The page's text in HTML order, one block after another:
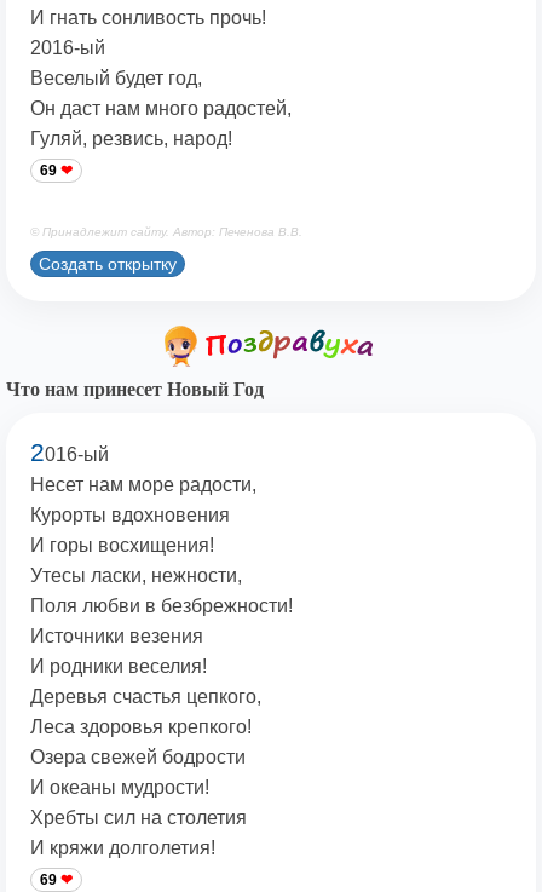
И гнать сонливость прочь!
2016-ый
Веселый будет год,
Он даст нам много радостей,
Гуляй, резвись, народ!
69
© Принадлежит сайту. Автор: Печенова В.В.
Создать открытку
Что нам принесет Новый Год
2016-ый
Несет нам море радости,
Курорты вдохновения
И горы восхищения!
Утесы ласки, нежности,
Поля любви в безбрежности!
Источники везения
И родники веселия!
Деревья счастья цепкого,
Леса здоровья крепкого!
Озера свежей бодрости
И океаны мудрости!
Хребты сил на столетия
И кряжи долголетия!
69